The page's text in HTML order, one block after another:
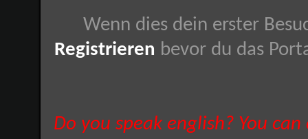
Wenn dies dein erster
Registrieren bevor du das
Do you speak english? You